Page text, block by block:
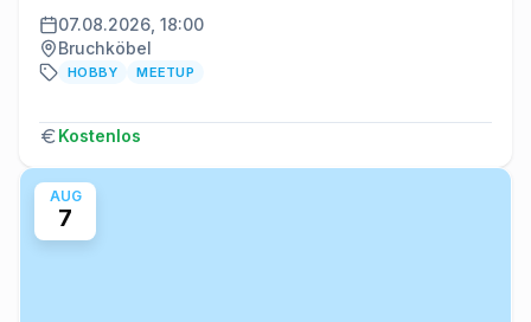
07.08.2026, 18:00
Bruchköbel
HOBBY MEETUP
Kostenlos
AUG
7